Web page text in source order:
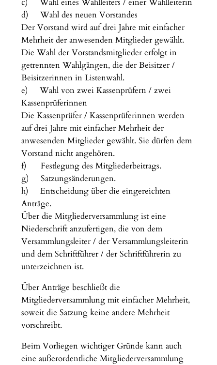
c) Wahl eines Wahlleiters / einer Wahlleiterin
d) Wahl des neuen Vorstandes
Der Vorstand wird auf drei Jahre mit einfacher
Mehrheit der anwesenden Mitglieder gewählt.
Die Wahl der Vorstandsmitglieder erfolgt in
getrennten Wahlgängen, die der Beisitzer /
Beisitzerinnen in Listenwahl.
e) Wahl von zwei Kassenprüfern / zwei
Kassenprüferinnen
Die Kassenprüfer / Kassenprüferinnen werden
auf drei Jahre mit einfacher Mehrheit der
anwesenden Mitglieder gewählt. Sie dürfen dem
Vorstand nicht angehören.
f) Festlegung des Mitgliederbeitrags.
g) Satzungsänderungen.
h) Entscheidung über die eingereichten
Anträge.
Über die Mitgliederversammlung ist eine
Niederschrift anzufertigen, die von dem
Versammlungsleiter / der Versammlungsleiterin
und dem Schriftführer / der Schriftführerin zu
unterzeichnen ist.
Über Anträge beschließt die
Mitgliederversammlung mit einfacher Mehrheit,
soweit die Satzung keine andere Mehrheit
vorschreibt.
Beim Vorliegen wichtiger Gründe kann auch
eine außerordentliche Mitgliederversammlung